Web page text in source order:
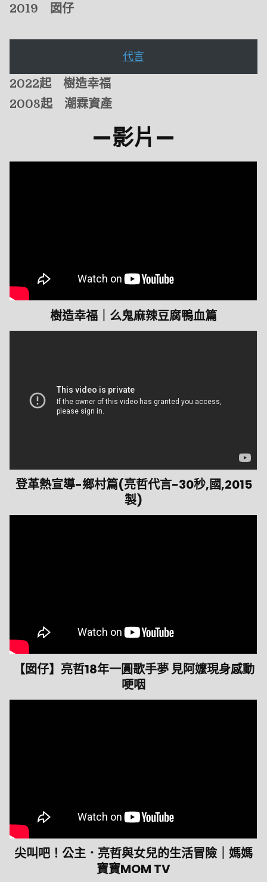
2019 囡仔
代言
2022起 樹造幸福
2008起 潮霖資產
—影片—
樹造幸福｜么鬼麻辣豆腐鴨血篇
登革熱宣導-鄉村篇(亮哲代言-30秒,國,2015
製)
【囡仔】亮哲18年一圓歌手夢 見阿嬤現身感動
哽咽
尖叫吧！公主．亮哲與女兒的生活冒險｜媽媽
寶寶MOM TV